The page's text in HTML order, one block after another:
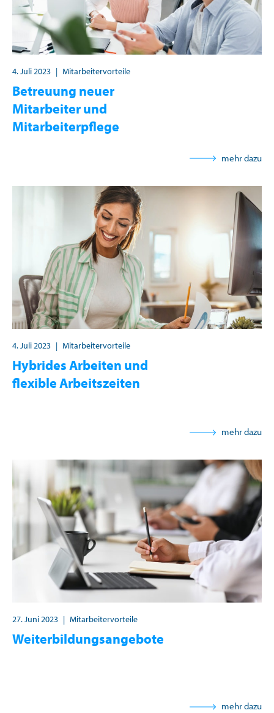
4. Juli 2023 | Mitarbeitervorteile
Betreuung neuer
Mitarbeiter und
Mitarbeiterpflege
mehr dazu
4. Juli 2023 | Mitarbeitervorteile
Hybrides Arbeiten und
flexible Arbeitszeiten
mehr dazu
27. Juni 2023 | Mitarbeitervorteile
Weiterbildungsangebote
mehr dazu